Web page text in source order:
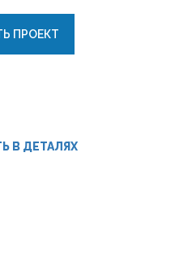
ПРОЕКТ
В ДЕТАЛЯХ